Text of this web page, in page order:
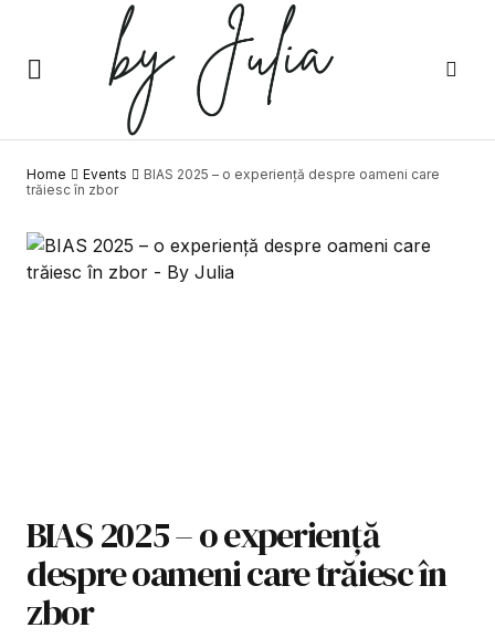
Home Events
BIAS 2025 – o experiență despre oameni care
trăiesc în zbor
BIAS 2025 – o experiență
despre oameni care trăiesc în
zbor